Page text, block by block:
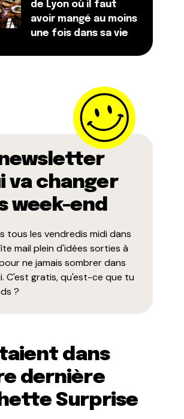
de Lyon où il faut
avoir mangé au moins
une fois dans sa vie
va changer
week-end
tous les vendredis midi dans
mail plein d'idées sorties à
ne jamais sombrer dans
C'est gratis, qu'est-ce que tu
?
dans
dernière
Surprise